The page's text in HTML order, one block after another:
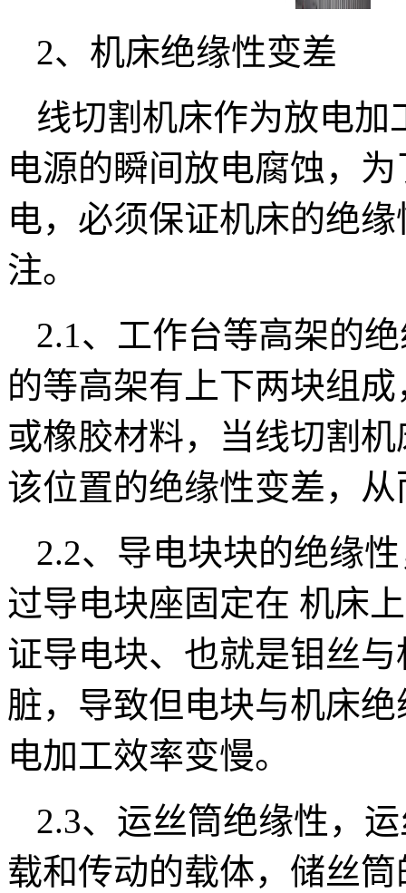
2、机床绝缘性变差
线切割机床作为放电
电源的瞬间放电腐蚀，
电，必须保证机床的绝
注。
2.1、工作台等高架的
的等高架有上下两块组
或橡胶材料，当线切割
该位置的绝缘性变差，
2.2、导电块块的绝缘
过导电块座固定在 机床
证导电块、也就是钼丝
脏，导致但电块与机床
电加工效率变慢。
2.3、运丝筒绝缘性，
载和传动的载体，储丝